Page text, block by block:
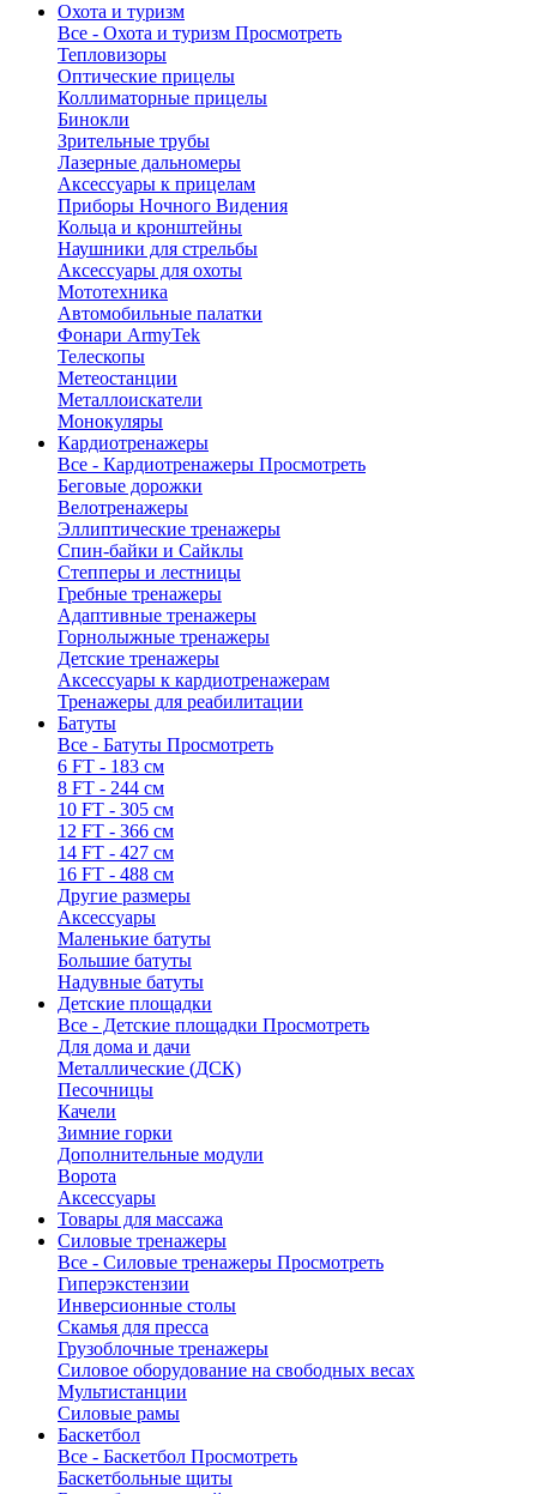
Охота и туризм
Все - Охота и туризм Просмотреть
Тепловизоры
Оптические прицелы
Коллиматорные прицелы
Бинокли
Зрительные трубы
Лазерные дальномеры
Аксессуары к прицелам
Приборы Ночного Видения
Кольца и кронштейны
Наушники для стрельбы
Аксессуары для охоты
Мототехника
Автомобильные палатки
Фонари ArmyTek
Телескопы
Метеостанции
Металлоискатели
Монокуляры
Кардиотренажеры
Все - Кардиотренажеры Просмотреть
Беговые дорожки
Велотренажеры
Эллиптические тренажеры
Спин-байки и Сайклы
Степперы и лестницы
Гребные тренажеры
Адаптивные тренажеры
Горнолыжные тренажеры
Детские тренажеры
Аксессуары к кардиотренажерам
Тренажеры для реабилитации
Батуты
Все - Батуты Просмотреть
6 FT - 183 см
8 FT - 244 см
10 FT - 305 см
12 FT - 366 см
14 FT - 427 см
16 FT - 488 см
Другие размеры
Аксессуары
Маленькие батуты
Большие батуты
Надувные батуты
Детские площадки
Все - Детские площадки Просмотреть
Для дома и дачи
Металлические (ДСК)
Песочницы
Качели
Зимние горки
Дополнительные модули
Ворота
Аксессуары
Товары для массажа
Силовые тренажеры
Все - Силовые тренажеры Просмотреть
Гиперэкстензии
Инверсионные столы
Скамья для пресса
Грузоблочные тренажеры
Силовое оборудование на свободных весах
Мультистанции
Силовые рамы
Баскетбол
Все - Баскетбол Просмотреть
Баскетбольные щиты